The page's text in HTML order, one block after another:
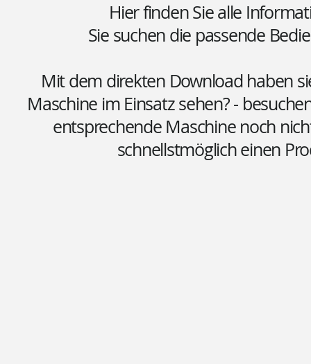
Hier finden Sie alle
Sie suchen die passende
Mit dem direkten Download haben
Maschine im Einsatz sehen? -
entsprechende Maschine noch
schnellstmöglich einen